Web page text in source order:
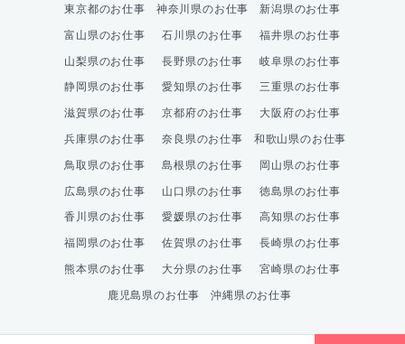
東京都のお仕事 神奈川県のお仕事 新潟県のお仕事
富山県のお仕事 石川県のお仕事 福井県のお仕事
山梨県のお仕事 長野県のお仕事 岐阜県のお仕事
静岡県のお仕事 愛知県のお仕事 三重県のお仕事
滋賀県のお仕事 京都府のお仕事 大阪府のお仕事
兵庫県のお仕事 奈良県のお仕事 和歌山県のお仕事
鳥取県のお仕事 島根県のお仕事 岡山県のお仕事
広島県のお仕事 山口県のお仕事 徳島県のお仕事
香川県のお仕事 愛媛県のお仕事 高知県のお仕事
福岡県のお仕事 佐賀県のお仕事 長崎県のお仕事
熊本県のお仕事 大分県のお仕事 宮崎県のお仕事
鹿児島県のお仕事 沖縄県のお仕事